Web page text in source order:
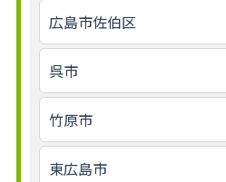
広島市佐伯区
呉市
竹原市
東広島市